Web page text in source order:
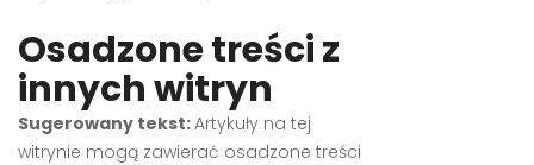
Osadzone treści z
innych witryn
Sugerowany tekst:Artykuły na tej
witrynie mogą zawierać osadzone treści